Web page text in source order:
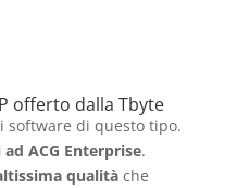
offerto dalla Tbyte
software di questo tipo.
ACG Enterprise.
qualitàche